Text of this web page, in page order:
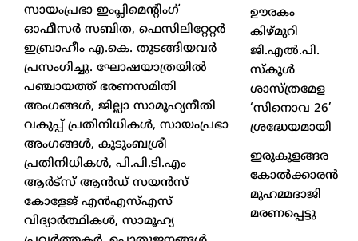
സായംപ്രഭാ ഇംപ്ലിമെന്റിംഗ്
ഓഫീസര്‍ സബിത, ഫെസിലിറ്റേറ്റര്‍
ഇബ്രാഹീം എ.കെ. തുടങ്ങിയവര്‍
പ്രസംഗിച്ചു. ഘോഷയാത്രയില്‍
പഞ്ചായത്ത് ഭരണസമിതി
അംഗങ്ങള്‍, ജില്ലാ സാമൂഹ്യനീതി
വകുപ്പ് പ്രതിനിധികള്‍, സായംപ്രഭാ
അംഗങ്ങള്‍, കുടുംബശ്രീ
പ്രതിനിധികള്‍, പി.പി.ടി.എം
ആര്‍ട്‌സ് ആന്‍ഡ് സയന്‍സ്
കോളേജ് എന്‍എസ്എസ്
വിദ്യാര്‍ത്ഥികള്‍, സാമൂഹ്യ
ഊരകം
കിഴ്മുറി
ജി.എൽ.പി.
സ്കൂൾ
ശാസ്ത്രമേള
‘സിനൊവ 26’
ശ്രദ്ധേയമായി
ഇരുകുളങ്ങര
കോൽക്കാരൻ
മുഹമ്മദാജി
മരണപ്പെട്ടു